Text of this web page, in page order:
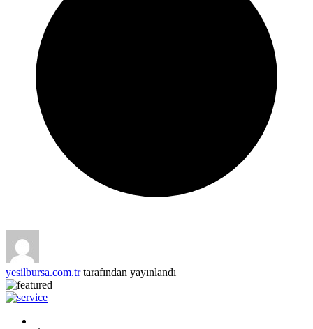
yesilbursa.com.trtarafından yayınlandı